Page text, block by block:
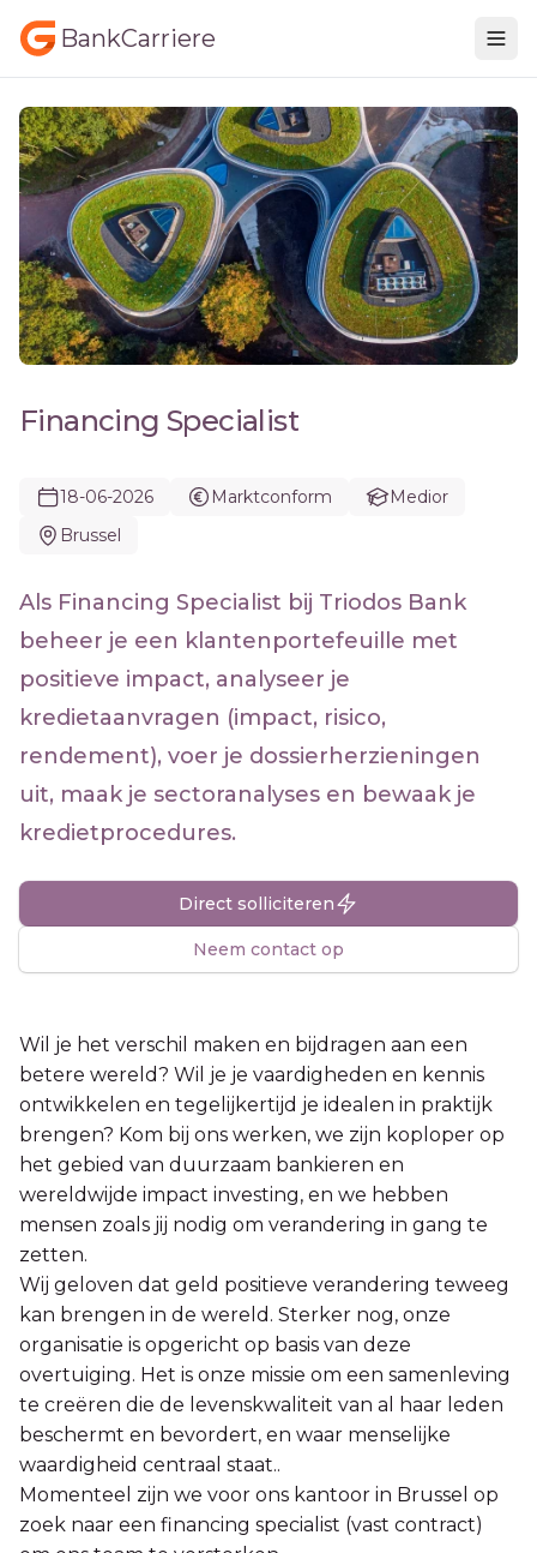
BankCarriere
Financing Specialist
18-06-2026 Marktconform
Medior
Brussel
Als Financing Specialist bij Triodos Bank
beheer je een klantenportefeuille met
positieve impact, analyseer je
kredietaanvragen (impact, risico,
rendement), voer je dossierherzieningen
uit, maak je sectoranalyses en bewaak je
kredietprocedures.
Direct solliciteren
Neem contact op
Wil je het verschil maken en bijdragen aan een
betere wereld? Wil je je vaardigheden en kennis
ontwikkelen en tegelijkertijd je idealen in praktijk
brengen? Kom bij ons werken, we zijn koploper op
het gebied van duurzaam bankieren en
wereldwijde impact investing, en we hebben
mensen zoals jij nodig om verandering in gang te
zetten.
Wij geloven dat geld positieve verandering teweeg
kan brengen in de wereld. Sterker nog, onze
organisatie is opgericht op basis van deze
overtuiging. Het is onze missie om een samenleving
te creëren die de levenskwaliteit van al haar leden
beschermt en bevordert, en waar menselijke
waardigheid centraal staat..
Momenteel zijn we voor ons kantoor in Brussel op
zoek naar een financing specialist (vast contract)